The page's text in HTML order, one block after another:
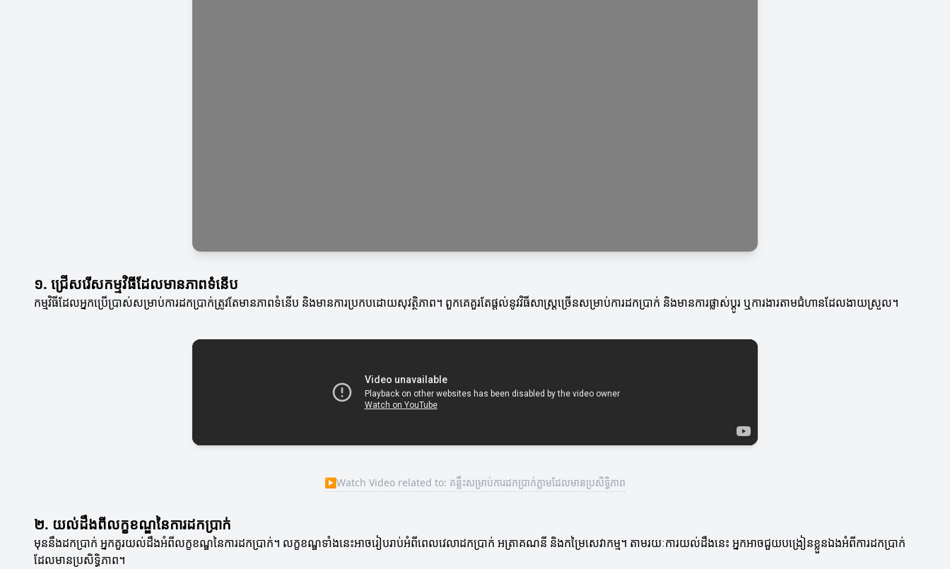
១. ជ្រើសរើសកម្មវិធីដែលមានភាពទំនើប
កម្មវិធីដែលអ្នកប្រើប្រាស់សម្រាប់ការដកប្រាក់ត្រូវតែមានភាពទំនើប និងមានការប្រកបដោយសុវត្ថិភាព។ ពួកគេគួរតែផ្តល់នូវវិធីសាស្រ្តច្រើនសម្រាប់ការដកប្រាក់ និងមានការផ្លាស់ប្តូរ ឬការងារតាមជំហានដែលងាយស្រួល។
▶Watch Video related to: គន្លឹះសម្រាប់ការដកប្រាក់ភ្លាមដែលមានប្រសិទ្ធិភាព
២. យល់ដឹងពីលក្ខខណ្ឌនៃការដកប្រាក់
មុននឹងដកប្រាក់ អ្នកគួរយល់ដឹងអំពីលក្ខខណ្ឌនៃការដកប្រាក់។ លក្ខខណ្ឌទាំងនេះអាចរៀបរាប់អំពីពេលវេលាដកប្រាក់ អត្រាគណនី និងកម្រៃសេវាកម្ម។ តាមរយៈការយល់ដឹងនេះ អ្នកអាចជួយបង្រៀនខ្លួនឯងអំពីការដកប្រាក់
ដែលមានប្រសិទ្ធិភាព។